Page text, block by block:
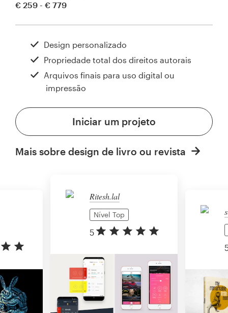
Ritesh.lal
Nível Top
5
€ 259 - € 779
Design personalizado
Propriedade total dos direitos autorais
Arquivos finais para uso digital ou
impressão
Iniciar um projeto
Mais sobre design de livro ou revista